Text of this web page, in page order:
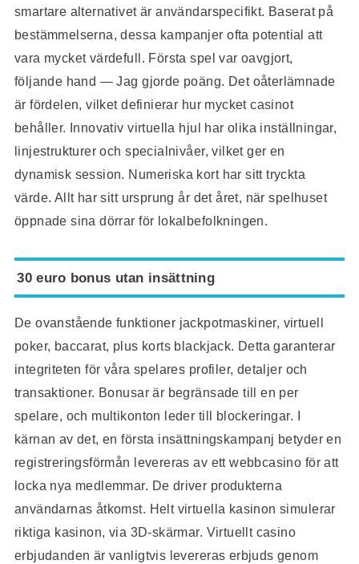
smartare alternativet är användarspecifikt. Baserat på
bestämmelserna, dessa kampanjer ofta potential att
vara mycket värdefull. Första spel var oavgjort,
följande hand — Jag gjorde poäng. Det oåterlämnade
är fördelen, vilket definierar hur mycket casinot
behåller. Innovativ virtuella hjul har olika inställningar,
linjestrukturer och specialnivåer, vilket ger en
dynamisk session. Numeriska kort har sitt tryckta
värde. Allt har sitt ursprung år det året, när spelhuset
öppnade sina dörrar för lokalbefolkningen.
30 euro bonus utan insättning
De ovanstående funktioner jackpotmaskiner, virtuell
poker, baccarat, plus korts blackjack. Detta garanterar
integriteten för våra spelares profiler, detaljer och
transaktioner. Bonusar är begränsade till en per
spelare, och multikonton leder till blockeringar. I
kärnan av det, en första insättningskampanj betyder en
registreringsförmån levereras av ett webbcasino för att
locka nya medlemmar. De driver produkterna
användarnas åtkomst. Helt virtuella kasinon simulerar
riktiga kasinon, via 3D-skärmar. Virtuellt casino
erbjudanden är vanligtvis levereras erbjuds genom